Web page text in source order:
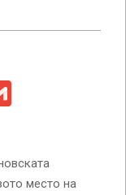
место на